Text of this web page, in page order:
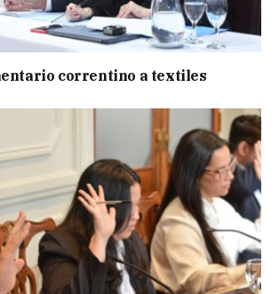
correntino a textiles